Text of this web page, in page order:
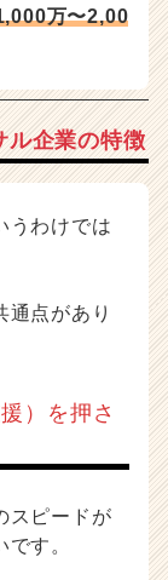
万〜2,00
ル企業の特徴
うわけでは
通点があり
）を押さ
スピードが
す。